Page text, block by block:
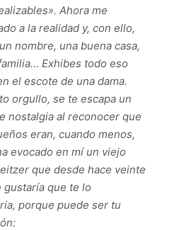
Ahora me
a la realidad y, con ello,
nombre, una buena casa,
Exhibes todo eso
el escote de una dama.
orgullo, se te escapa un
nostalgia al reconocer que
eran, cuando menos,
evocado en mí un viejo
que desde hace veinte
gustaría que te lo
porque puede ser tu